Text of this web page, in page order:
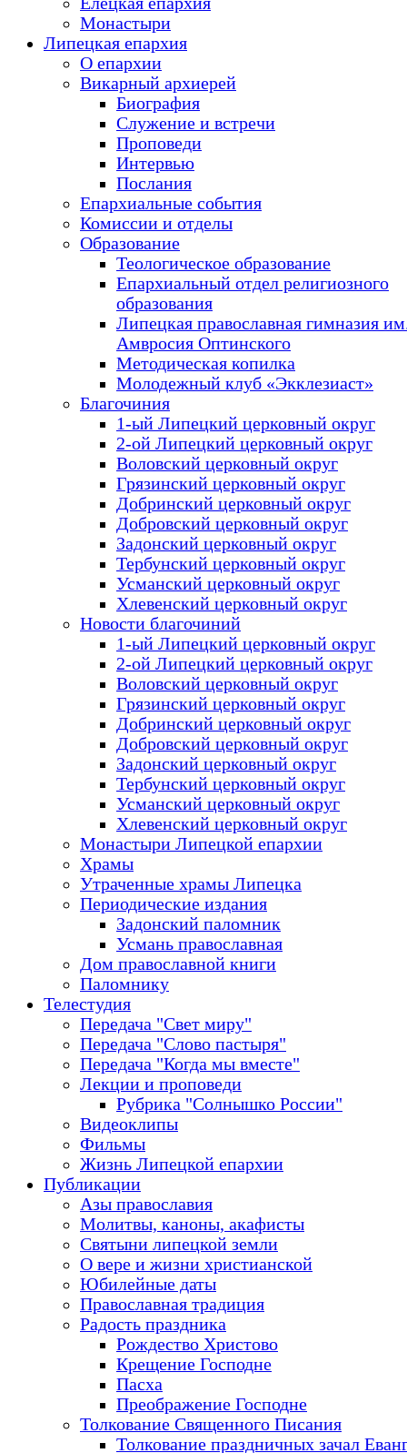
Монастыри
Липецкая епархия
О епархии
Викарный архиерей
Биография
Служение и встречи
Проповеди
Интервью
Послания
Епархиальные события
Комиссии и отделы
Образование
Теологическое образование
Епархиальный отдел религиозного
образования
Липецкая православная гимназия
Амвросия Оптинского
Методическая копилка
Молодежный клуб «Экклезиаст»
Благочиния
1-ый Липецкий церковный округ
2-ой Липецкий церковный округ
Воловский церковный округ
Грязинский церковный округ
Добринский церковный округ
Добровский церковный округ
Задонский церковный округ
Тербунский церковный округ
Усманский церковный округ
Хлевенский церковный округ
Новости благочиний
1-ый Липецкий церковный округ
2-ой Липецкий церковный округ
Воловский церковный округ
Грязинский церковный округ
Добринский церковный округ
Добровский церковный округ
Задонский церковный округ
Тербунский церковный округ
Усманский церковный округ
Хлевенский церковный округ
Монастыри Липецкой епархии
Храмы
Утраченные храмы Липецка
Периодические издания
Задонский паломник
Усмань православная
Дом православной книги
Паломнику
Телестудия
Передача "Свет миру"
Передача "Слово пастыря"
Передача "Когда мы вместе"
Лекции и проповеди
Рубрика "Солнышко России"
Видеоклипы
Фильмы
Жизнь Липецкой епархии
Публикации
Азы православия
Молитвы, каноны, акафисты
Святыни липецкой земли
О вере и жизни христианской
Юбилейные даты
Православная традиция
Радость праздника
Рождество Христово
Крещение Господне
Пасха
Преображение Господне
Толкование Священного Писания
Толкование праздничных зачал